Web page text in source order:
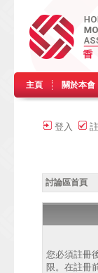
主頁 關於本會
登入
討論區首頁
您必須註冊
限。在註冊